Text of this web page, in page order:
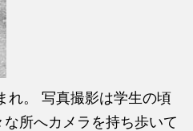
れ。 写真撮影は学生の頃
所へカメラを持ち歩いて